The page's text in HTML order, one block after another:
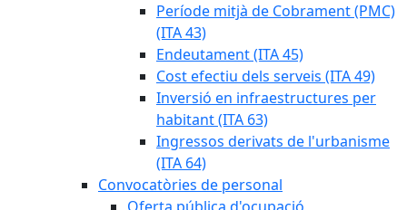
Període mitjà de Cobrament (PMC)
(ITA 43)
Endeutament (ITA 45)
Cost efectiu dels serveis (ITA 49)
Inversió en infraestructures per
habitant (ITA 63)
Ingressos derivats de l'urbanisme
(ITA 64)
Convocatòries de personal